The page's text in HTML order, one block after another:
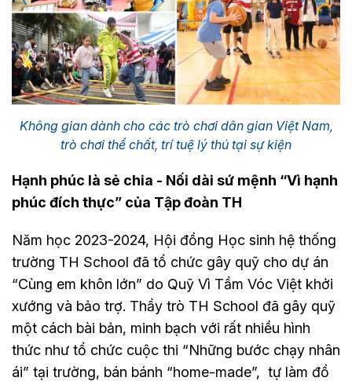
Không gian dành cho các trò chơi dân gian Việt Nam,
trò chơi thể chất, trí tuệ lý thú tại sự kiện
Hạnh phúc là sẻ chia - Nối dài sứ mệnh “Vì hạnh
phúc đích thực” của Tập đoàn TH
Năm học 2023-2024, Hội đồng Học sinh hệ thống
trường TH School đã tổ chức gây quỹ cho dự án
“Cùng em khôn lớn” do Quỹ Vì Tầm Vóc Việt khởi
xướng và bảo trợ. Thầy trò TH School đã gây quỹ
một cách bài bản, minh bạch với rất nhiều hình
thức như tổ chức cuộc thi “Những bước chạy nhân
ái” tại trường, bán bánh “home-made”, tự làm đồ